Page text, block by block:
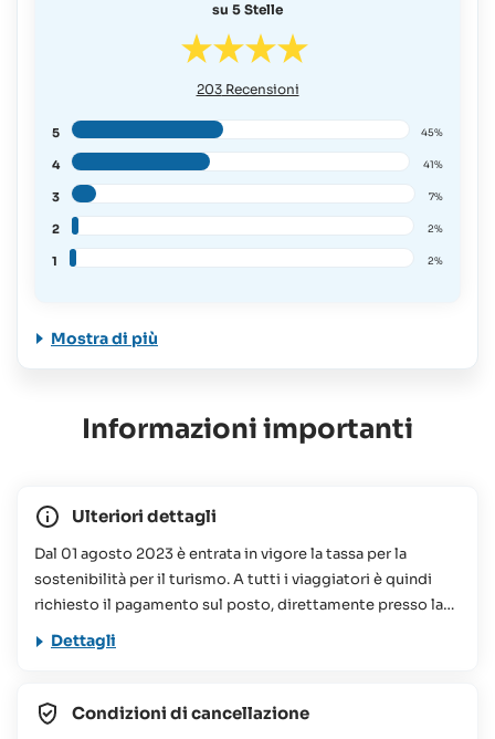
su 5 Stelle
203Recensioni
5 45%
4 41%
3 7%
2 2%
1 2%
Mostra di più
Informazioni importanti
Ulteriori dettagli
Dal 01 agosto 2023 è entrata in vigore la tassa per la
sostenibilità per il turismo. A tutti i viaggiatori è quindi
richiesto il pagamento sul posto, direttamente presso la
struttura prenotata, di un importo che oscilla tra le 75 e le
100 Rupie Seychellesi a persona, a notte. Questo
conservazione alle Seychelles. Per ulteriori informazioni
Dettagli
Condizioni di cancellazione